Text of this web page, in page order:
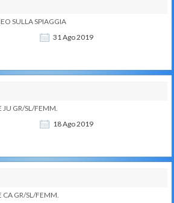
31 Ago2019
SULLA SPIAGGIA
18Ago2019
GR/SL/FEMM.
GR/SL/FEMM.